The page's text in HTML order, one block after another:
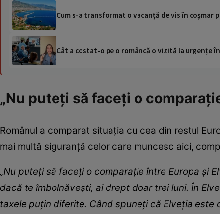
Cum s-a transformat o vacanță de vis în coșmar
Cât a costat-o pe o româncă o vizită la urgențe
„Nu puteți să faceți o
Românul a comparat situația cu cea din restul
mai multă siguranță celor care muncesc aici,
„Nu puteți să faceți o comparație între Europa și
dacă te îmbolnăvești, ai drept doar trei luni. În
taxele puțin diferite. Când spuneți că Elveția